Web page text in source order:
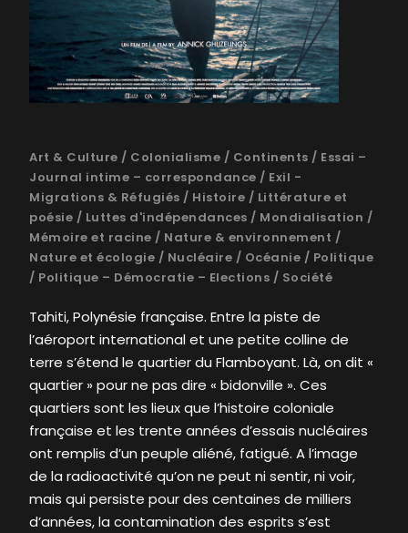
Art & Culture / Colonialisme / Continents / Essai –
Journal intime – correspondance / Exil -
Migrations & Réfugiés / Histoire / Littérature et
poésie / Luttes d'indépendances / Mondialisation /
Mémoire et racine / Nature & environnement /
Nature et écologie / Nucléaire / Océanie / Politique
/ Politique – Démocratie – Elections / Société
Tahiti, Polynésie française. Entre la piste de
l’aéroport international et une petite colline de
terre s’étend le quartier du Flamboyant. Là, on dit «
quartier » pour ne pas dire « bidonville ». Ces
quartiers sont les lieux que l’histoire coloniale
française et les trente années d’essais nucléaires
ont remplis d’un peuple aliéné, fatigué. A l’image
de la radioactivité qu’on ne peut ni sentir, ni voir,
mais qui persiste pour des centaines de milliers
d’années, la contamination des esprits s’est